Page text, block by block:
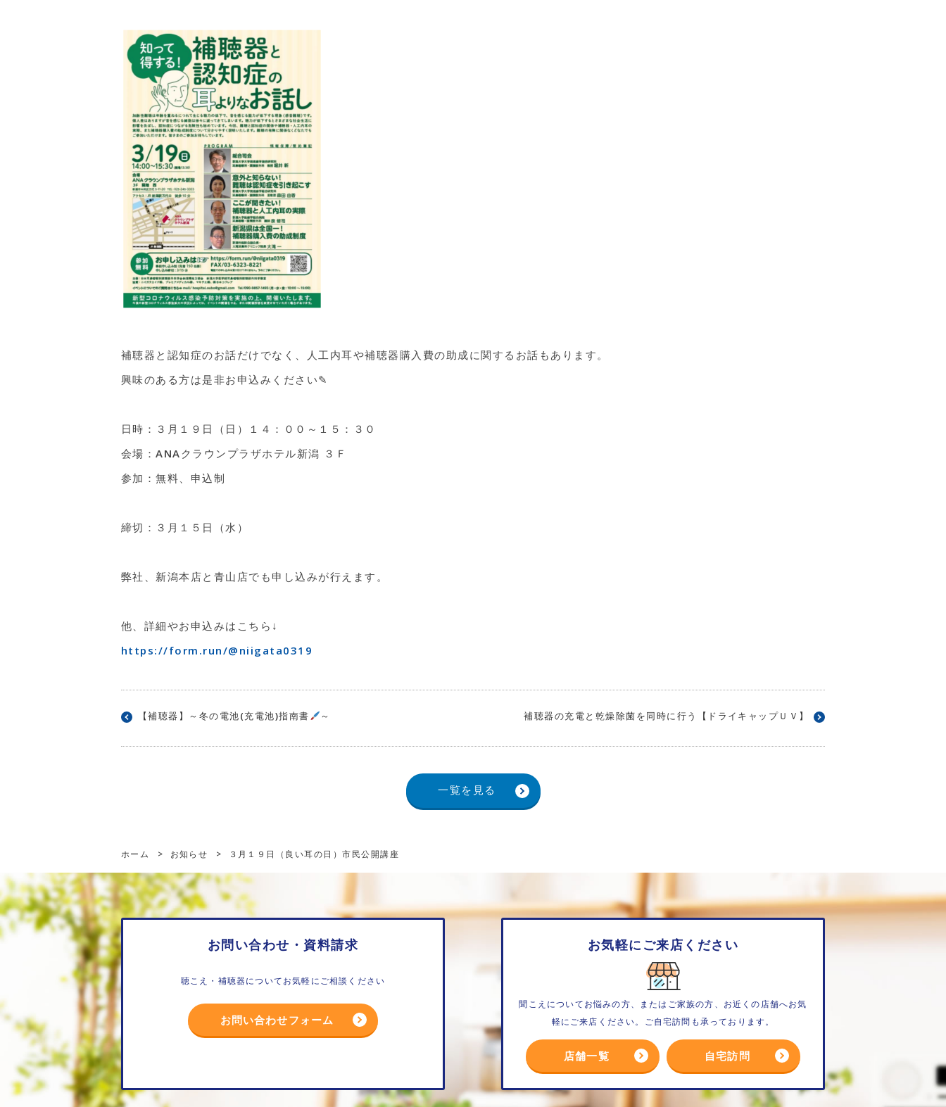
補聴器と認知症のお話だけでなく、人工内耳や補聴器購入費の助成に関するお話もあります。
興味のある方は是非お申込みください✎
日時：３月１９日（日）１４：００～１５：３０
会場：ANAクラウンプラザホテル新潟 ３Ｆ
参加：無料、申込制
締切：３月１５日（水）
弊社、新潟本店と青山店でも申し込みが行えます。
他、詳細やお申込みはこちら↓
https://form.run/@niigata0319
【補聴器】～冬の電池(充電池)指南書 ～ 補聴器の充電と乾燥除菌を同時に行う【ドライキャップＵＶ】
一覧を見る
ホーム > お知らせ > ３月１９日（良い耳の日）市民公開講座
お問い合わせ・資料請求
聴こえ・補聴器についてお気軽にご相談ください
お問い合わせフォーム
お気軽にご来店ください
聞こえについてお悩みの方、またはご家族の方、お近くの店舗へお気
軽にご来店ください。ご自宅訪問も承っております。
店舗一覧 自宅訪問